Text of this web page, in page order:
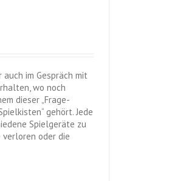
im Gespräch mit
wo noch
dieser „Frage-
gehört. Jede
Spielgeräte zu
verloren oder die